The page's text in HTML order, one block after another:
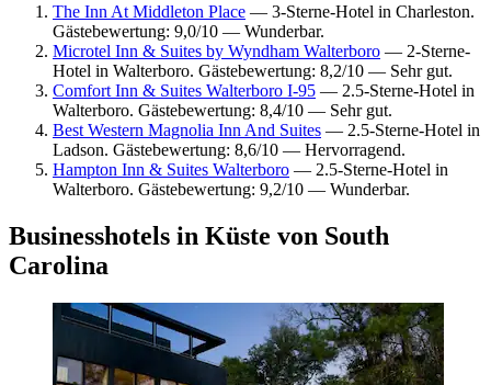
The Inn At Middleton Place — 3-Sterne-Hotel in Charleston.
Gästebewertung: 9,0/10 — Wunderbar.
Microtel Inn & Suites by Wyndham Walterboro — 2-Sterne-
Hotel in Walterboro. Gästebewertung: 8,2/10 — Sehr gut.
Comfort Inn & Suites Walterboro I-95 — 2.5-Sterne-Hotel in
Walterboro. Gästebewertung: 8,4/10 — Sehr gut.
Best Western Magnolia Inn And Suites — 2.5-Sterne-Hotel in
Ladson. Gästebewertung: 8,6/10 — Hervorragend.
Hampton Inn & Suites Walterboro — 2.5-Sterne-Hotel in
Walterboro. Gästebewertung: 9,2/10 — Wunderbar.
Businesshotels in Küste von South
Carolina